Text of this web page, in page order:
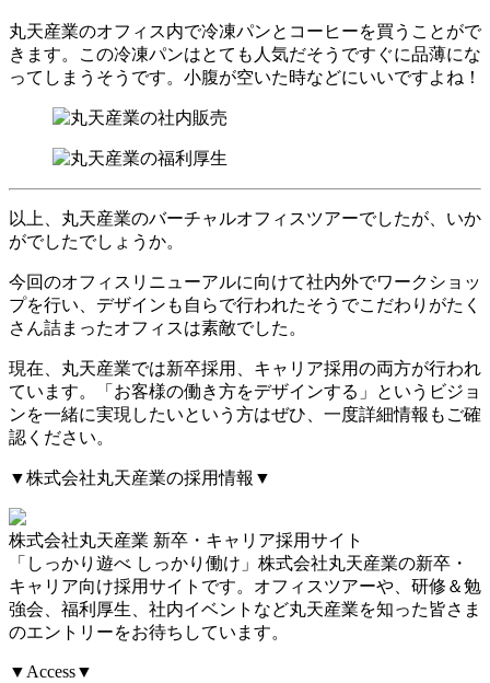
丸天産業のオフィス内で冷凍パンとコーヒーを買うことがで
きます。この冷凍パンはとても人気だそうですぐに品薄にな
ってしまうそうです。小腹が空いた時などにいいですよね！
以上、丸天産業のバーチャルオフィスツアーでしたが、いか
がでしたでしょうか。
今回のオフィスリニューアルに向けて社内外でワークショッ
プを行い、デザインも自らで行われたそうでこだわりがたく
さん詰まったオフィスは素敵でした。
現在、丸天産業では新卒採用、キャリア採用の両方が行われ
ています。「お客様の働き方をデザインする」というビジョ
ンを一緒に実現したいという方はぜひ、一度詳細情報もご確
認ください。
▼株式会社丸天産業の採用情報▼
株式会社丸天産業 新卒・キャリア採用サイト
「しっかり遊べ しっかり働け」株式会社丸天産業の新卒・
キャリア向け採用サイトです。オフィスツアーや、研修＆勉
強会、福利厚生、社内イベントなど丸天産業を知った皆さま
のエントリーをお待ちしています。
▼Access▼